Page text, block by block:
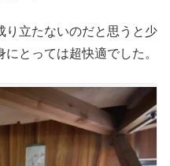
り立たないのだと思うと少
とっては超快適でした。